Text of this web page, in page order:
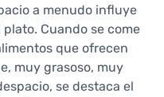
a menudo influye
Cuando se come
que ofrecen
muy grasoso, muy
se destaca el